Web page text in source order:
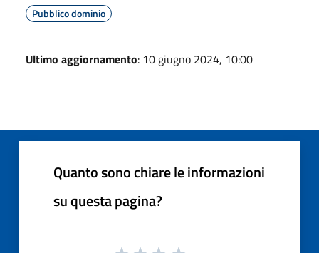
Pubblico dominio
Ultimo aggiornamento: 10 giugno 2024, 10:00
Quanto sono chiare le informazioni
su questa pagina?